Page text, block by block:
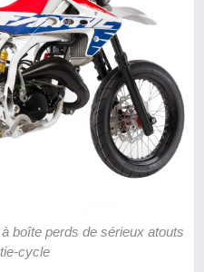
boîte perds de sérieux atouts
cycle